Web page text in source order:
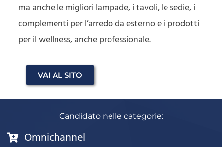
ma anche le migliori lampade, i tavoli, le sedie, i
complementi per l’arredo da esterno e i prodotti
per il wellness, anche professionale.
VAI AL SITO
Candidato nelle categorie:
Omnichannel